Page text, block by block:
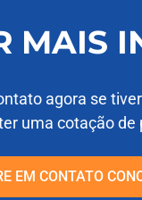
MAIS
agora se
uma cotação de
EM CONTATO